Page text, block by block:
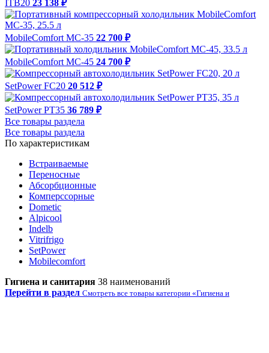
ITB20 23 138 ₽
MobileComfort MC-35 22 700 ₽
MobileComfort MC-45 24 700 ₽
SetPower FC20 20 512 ₽
SetPower PT35 36 789 ₽
Все товары раздела
Все товары раздела
По характеристикам
Встраиваемые
Переносные
Абсорбционные
Комперссорные
Dometic
Alpicool
Indelb
Vitrifrigo
SetPower
Mobilecomfort
Гигиена и санитария 38 наименований
Перейти в раздел Смотреть все товары категории «Гигиена и